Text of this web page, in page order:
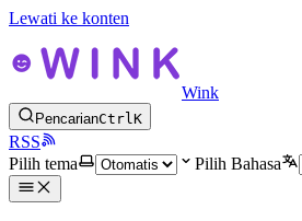
Lewati ke konten
Wink
PencarianCtrlK
RSS
Pilih tema
Pilih Bahasa